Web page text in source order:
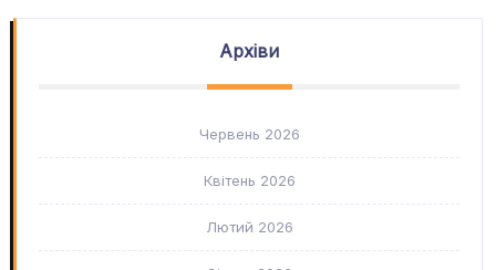
Архіви
Червень 2026
Квітень 2026
Лютий 2026